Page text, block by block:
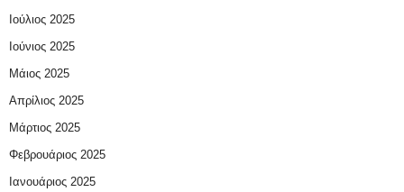
Ιούλιος 2025
Ιούνιος 2025
Μάιος 2025
Απρίλιος 2025
Μάρτιος 2025
Φεβρουάριος 2025
Ιανουάριος 2025